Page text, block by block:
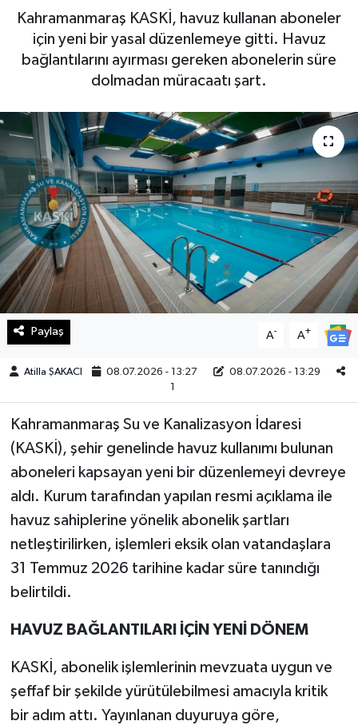
Kahramanmaraş KASKİ, havuz kullanan aboneler
için yeni bir yasal düzenlemeye gitti. Havuz
bağlantılarını ayırması gereken abonelerin süre
dolmadan müracaatı şart.
Paylaş A- A+
Atilla ŞAKACI 08.07.2026 - 13:27
08.07.2026 - 13:29
1
Kahramanmaraş Su ve Kanalizasyon İdaresi
(KASKİ), şehir genelinde havuz kullanımı bulunan
aboneleri kapsayan yeni bir düzenlemeyi devreye
aldı. Kurum tarafından yapılan resmi açıklama ile
havuz sahiplerine yönelik abonelik şartları
netleştirilirken, işlemleri eksik olan vatandaşlara
31 Temmuz 2026 tarihine kadar süre tanındığı
belirtildi.
HAVUZ BAĞLANTILARI İÇİN YENİ DÖNEM
KASKİ, abonelik işlemlerinin mevzuata uygun ve
şeffaf bir şekilde yürütülebilmesi amacıyla kritik
bir adım attı. Yayınlanan duyuruya göre,
Haberde İnsan
Kültür Sanat
Magazin
Manşet Altı
Manşetler
Resmi İlan
Sağlık
Spor
Yaşam
KAHRAMANMARAŞ